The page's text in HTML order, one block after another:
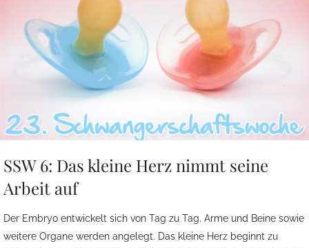
SSW 6: Das kleine Herz nimmt seine
Arbeit auf
Der Embryo entwickelt sich von Tag zu Tag. Arme und Beine sowie
weitere Organe werden angelegt. Das kleine Herz beginnt zu